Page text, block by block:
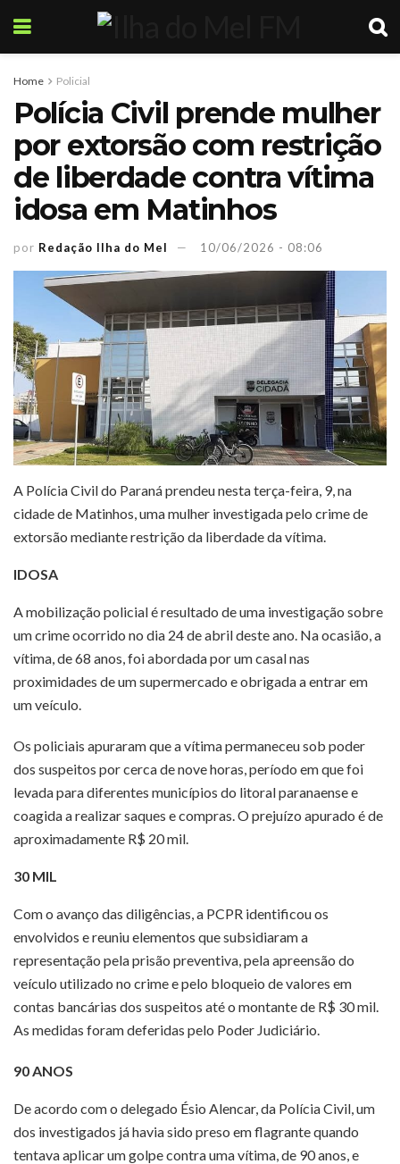
Home Policial
Polícia Civil prende mulher
por extorsão com restrição
de liberdade contra vítima
idosa em Matinhos
por Redação Ilha do Mel 10/06/2026 - 08:06
A Polícia Civil do Paraná prendeu nesta terça-feira, 9, na
cidade de Matinhos, uma mulher investigada pelo crime de
extorsão mediante restrição da liberdade da vítima.
IDOSA
A mobilização policial é resultado de uma investigação sobre
um crime ocorrido no dia 24 de abril deste ano. Na ocasião, a
vítima, de 68 anos, foi abordada por um casal nas
proximidades de um supermercado e obrigada a entrar em
um veículo.
Os policiais apuraram que a vítima permaneceu sob poder
dos suspeitos por cerca de nove horas, período em que foi
levada para diferentes municípios do litoral paranaense e
coagida a realizar saques e compras. O prejuízo apurado é de
aproximadamente R$ 20 mil.
30 MIL
Com o avanço das diligências, a PCPR identificou os
envolvidos e reuniu elementos que subsidiaram a
representação pela prisão preventiva, pela apreensão do
veículo utilizado no crime e pelo bloqueio de valores em
contas bancárias dos suspeitos até o montante de R$ 30 mil.
As medidas foram deferidas pelo Poder Judiciário.
90 ANOS
De acordo com o delegado Ésio Alencar, da Polícia Civil, um
dos investigados já havia sido preso em flagrante quando
tentava aplicar um golpe contra uma vítima, de 90 anos, e